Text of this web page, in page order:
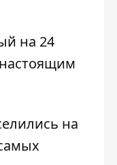
на 24
на